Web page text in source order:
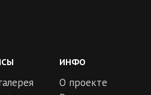
ИНФО
О проекте